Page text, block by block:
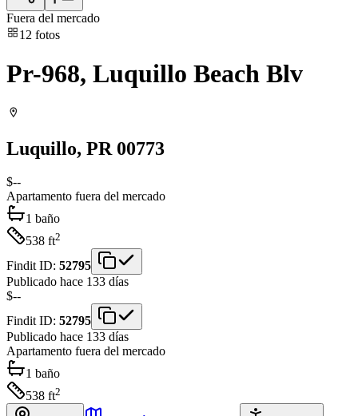
Fuera del mercado
12 fotos
Pr-968, Luquillo Beach Blv
Luquillo, PR 00773
$--
Apartamento fuera del mercado
1 baño
538 ft2
Findit ID: 52795
Publicado hace 133 días
$--
Findit ID: 52795
Publicado hace 133 días
Apartamento fuera del mercado
1 baño
538 ft2